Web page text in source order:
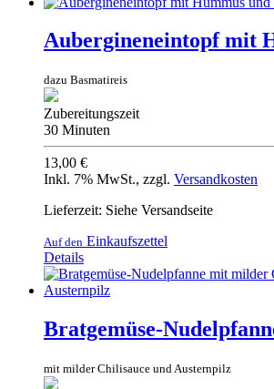
Aubergineneintopf mit
dazu Basmatireis
Zubereitungszeit
30 Minuten
13,00 €
Inkl. 7% MwSt., zzgl. Versandkosten
Lieferzeit: Siehe Versandseite
Auf den Einkaufszettel
Details
Bratgemüse-
mit milder Chilisauce und Austernpilz